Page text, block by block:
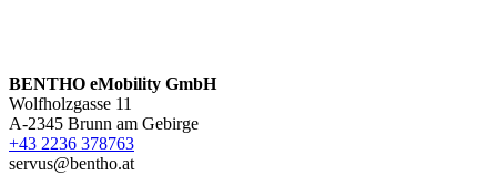
BENTHO eMobility GmbH
Wolfholzgasse 11
A-2345 Brunn am Gebirge
+43 2236 378763
servus@bentho.at